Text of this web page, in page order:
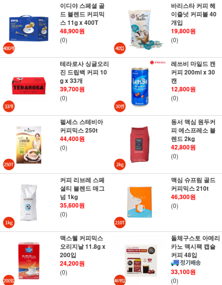
이디야 스페셜 골
드 블렌드 커피믹
스 11g x 400T
48,900원
(0)
바리스타 커피 헤
이즐넛 커피볼 40
개입
19,800원
(0)
테라로사 싱글오리
진 드립백 커피 10
g x 33개
39,700원
(0)
레쓰비 마일드 캔
커피 200ml x 30
캔
12,800원
(0)
펄세스 스테비아
커피믹스 250t
44,400원
(0)
동서 맥심 원두커
피 에스프레소 블
렌드 2kg
42,800원
(0)
커피 리브레 스페
셜티 블렌드 매그
넘 1kg
35,600원
(0)
맥심 슈프림 골드
커피믹스 210t
46,300원
(0)
맥스웰 커피믹스
오리지날 11.8g x
200입
24,200원
(0)
돌체구스토 아메리
카노 맥시팩 캡슐
커피 48입
33,100원
(0)